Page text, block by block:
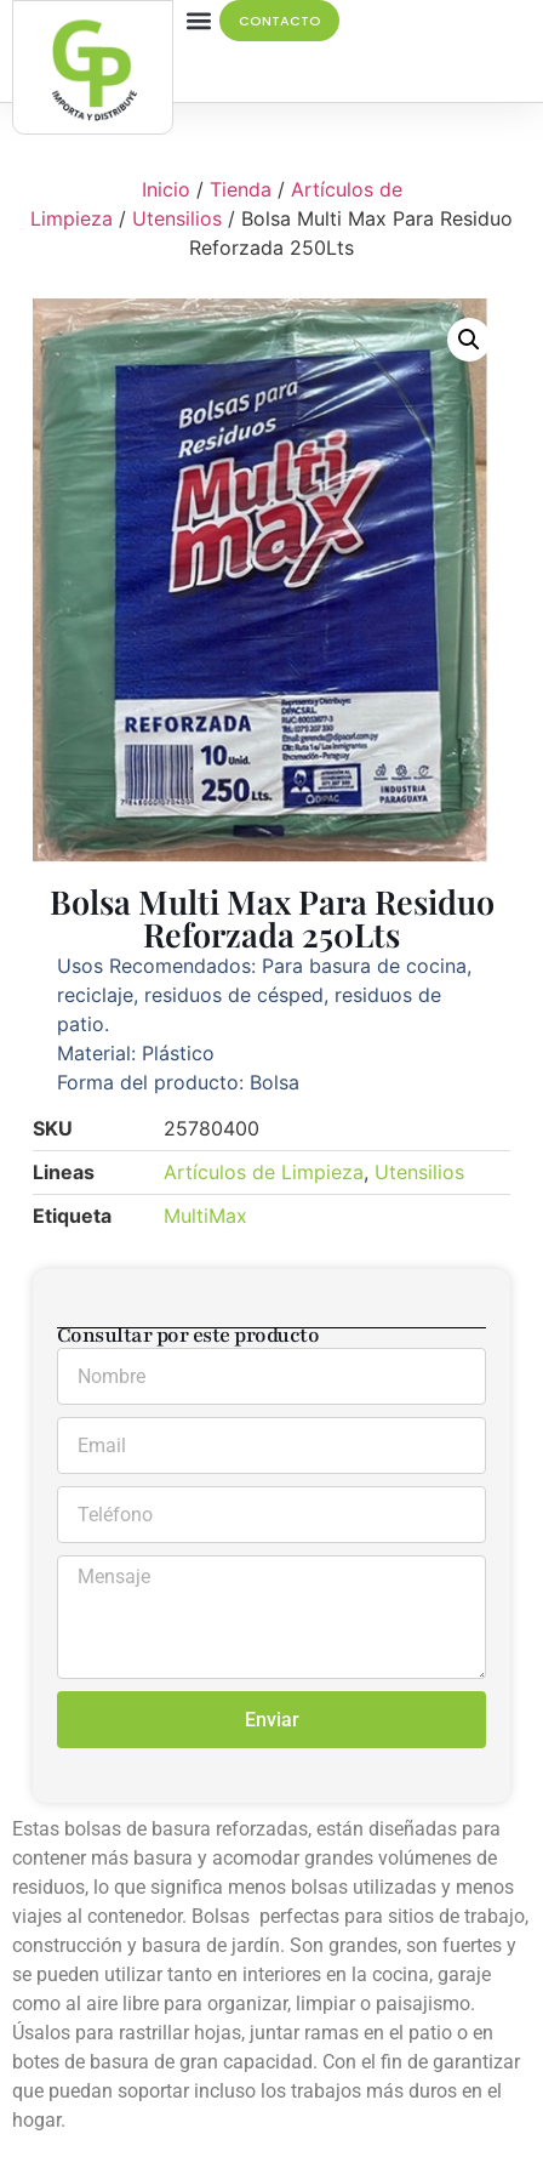
CONTACTO
Inicio / Tienda / Artículos de
Limpieza / Utensilios / Bolsa Multi Max Para Residuo
Reforzada 250Lts
Bolsa Multi Max Para Residuo
Reforzada 250Lts
Usos Recomendados: Para basura de cocina,
reciclaje, residuos de césped, residuos de
patio.
Material: Plástico
Forma del producto: Bolsa
SKU
25780400
Lineas
Artículos de Limpieza, Utensilios
Etiqueta
MultiMax
Consultar por este producto
Enviar
Estas bolsas de basura reforzadas, están diseñadas para
contener más basura y acomodar grandes volúmenes de
residuos, lo que significa menos bolsas utilizadas y menos
viajes al contenedor. Bolsas perfectas para sitios de trabajo,
construcción y basura de jardín. Son grandes, son fuertes y
se pueden utilizar tanto en interiores en la cocina, garaje
como al aire libre para organizar, limpiar o paisajismo.
Úsalos para rastrillar hojas, juntar ramas en el patio o en
botes de basura de gran capacidad. Con el fin de garantizar
que puedan soportar incluso los trabajos más duros en el
hogar.